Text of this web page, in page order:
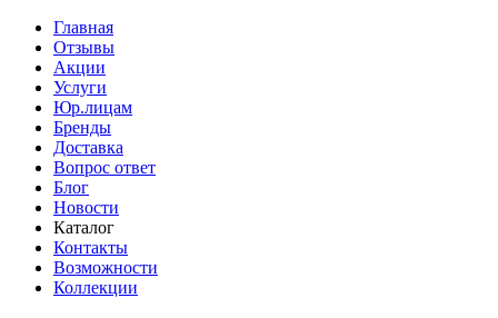
Главная
Отзывы
Акции
Услуги
Юр.лицам
Бренды
Доставка
Вопрос ответ
Блог
Новости
Каталог
Контакты
Возможности
Коллекции